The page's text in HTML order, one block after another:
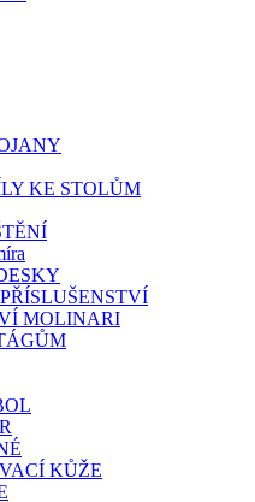
KE STOLŮM
MOLINARI
KŮŽE